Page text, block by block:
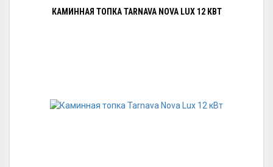
КАМИННАЯ ТОПКА TARNAVA NOVA LUX 12 КВТ